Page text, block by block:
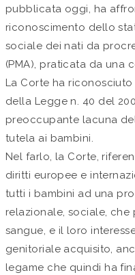
pubblicata oggi, ha
riconoscimento dello
sociale dei nati da
(PMA), praticata da una
La Corte ha
della Legge n. 40 del
preoccupante lacuna
tutela ai bambini.
Nel farlo, la Corte,
diritti europee e
tutti i bambini ad una
relazionale, sociale,
sangue, e il loro
genitoriale acquisito,
legame che quindi ha